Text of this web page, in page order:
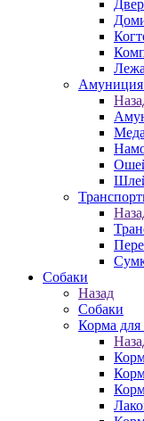
Собаки
Назад
Собаки
Корма для